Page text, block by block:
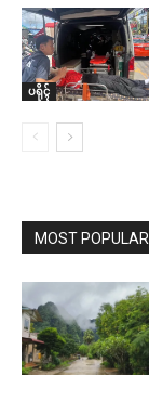
ပရိုၚ်
MOST POPULAR